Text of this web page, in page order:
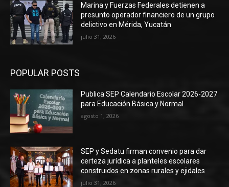
Marina y Fuerzas Federales detienen a
presunto operador financiero de un grupo
delictivo en Mérida, Yucatán
julio 31, 2026
POPULAR POSTS
Publica SEP Calendario Escolar 2026-2027
para Educación Básica y Normal
agosto 1, 2026
SEP y Sedatu firman convenio para dar
certeza jurídica a planteles escolares
construidos en zonas rurales y ejidales
julio 31, 2026